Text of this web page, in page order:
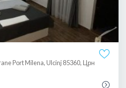
Port Milena, Ulcinj 85360, Црн